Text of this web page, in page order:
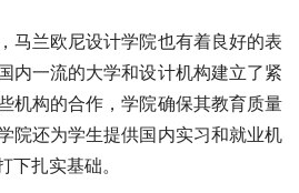
马兰欧尼设计学院也有着良好的表
内一流的大学和设计机构建立了紧
机构的合作，学院确保其教育质量
院还为学生提供国内实习和就业机
下扎实基础。